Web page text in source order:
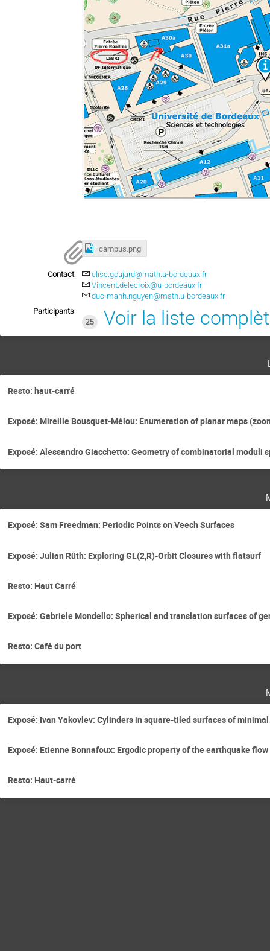
campus.png
Contact
elise.goujard@math.u-bordeaux.fr
Vincent.delecroix@u-bordeaux.fr
duc-manh.nguyen@math.u-bordeaux.fr
Participants
25
Voir la liste
Resto: haut-carré
Exposé: Mireille Bousquet-Mélou: Enumeration of planar maps
Exposé: Alessandro Giacchetto: Geometry of combinatorial moduli
Exposé: Sam Freedman: Periodic Points on Veech Surfaces
Exposé: Julian Rüth: Exploring GL(2,R)-Orbit Closures with flatsurf
Resto: Haut Carré
Exposé: Gabriele Mondello: Spherical and translation surfaces of
Resto: Café du port
Exposé: Ivan Yakovlev: Cylinders in square-tiled surfaces of
Exposé: Etienne Bonnafoux: Ergodic property of the earthquake
Resto: Haut-carré